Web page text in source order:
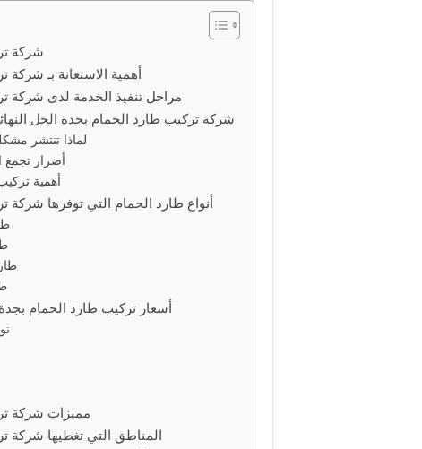
شركة
أهمية الاستعانة بـ
مراحل تنفيذ الخدمة لدى شركة
شركة تركيب طارد الحمام بجدة الحل
لماذا تنتشر
أضرار تجمع
أهمية
أنواع طارد الحمام التي توفرها شركة
أسعار تركيب طارد الحمام بجدة
مميزات شركة
المناطق التي تغطيها شركة